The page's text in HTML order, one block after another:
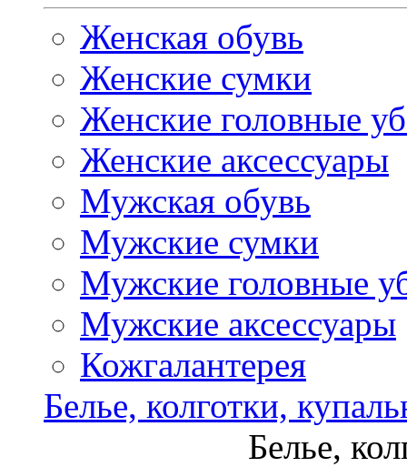
Женская обувь
Женские сумки
Женские головные
Женские аксессуары
Мужская обувь
Мужские сумки
Мужские головные
Мужские аксессуары
Кожгалантерея
Белье, колготки,
Белье,